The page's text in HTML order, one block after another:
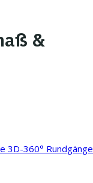
&
3D-360° Rundgänge